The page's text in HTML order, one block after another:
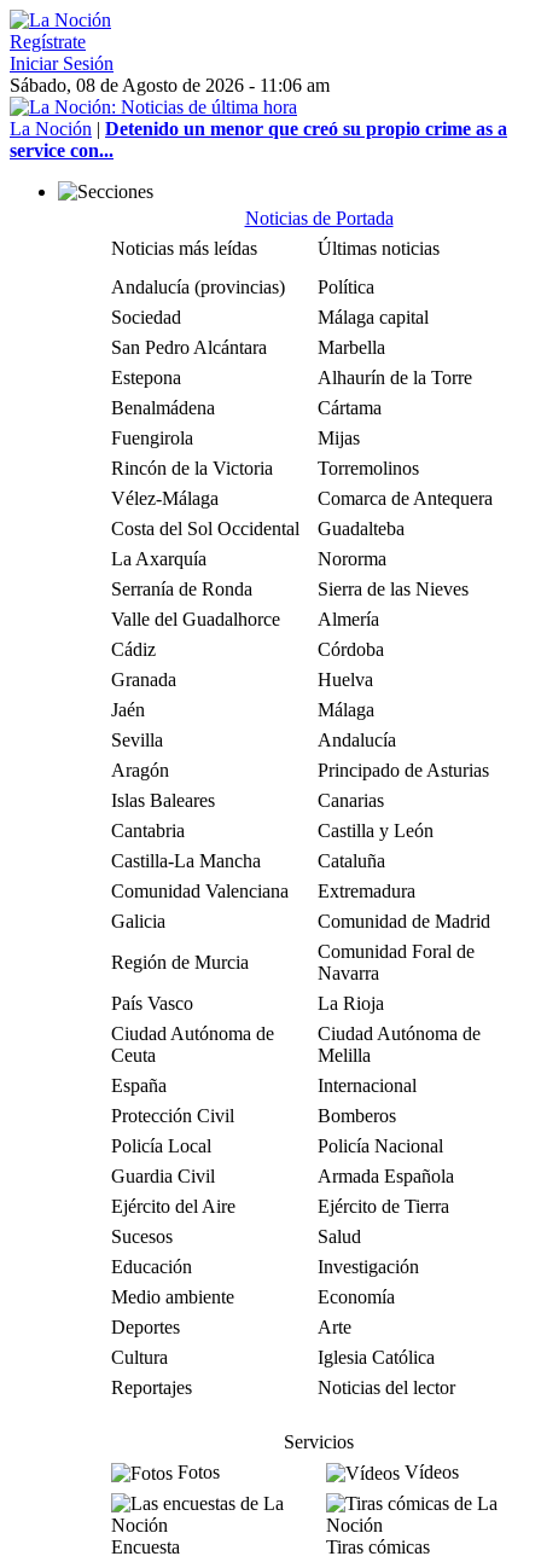
Regístrate
Iniciar Sesión
Sábado, 08 de Agosto de 2026 - 11:06 am
La Noción | Detenido un menor que creó su propio crime as a
service con...
Noticias de Portada
Noticias más leídas
Últimas noticias
Andalucía (provincias)
Política
Sociedad
Málaga capital
San Pedro Alcántara
Marbella
Estepona
Alhaurín de la Torre
Benalmádena
Cártama
Fuengirola
Mijas
Rincón de la Victoria
Torremolinos
Vélez-Málaga
Comarca de Antequera
Costa del Sol Occidental
Guadalteba
La Axarquía
Nororma
Serranía de Ronda
Sierra de las Nieves
Valle del Guadalhorce
Almería
Cádiz
Córdoba
Granada
Huelva
Jaén
Málaga
Sevilla
Andalucía
Aragón
Principado de Asturias
Islas Baleares
Canarias
Cantabria
Castilla y León
Castilla-La Mancha
Cataluña
Comunidad Valenciana
Extremadura
Galicia
Comunidad de Madrid
Región de Murcia
Comunidad Foral de
Navarra
País Vasco
La Rioja
Ciudad Autónoma de
Ceuta
Ciudad Autónoma de
Melilla
España
Internacional
Protección Civil
Bomberos
Policía Local
Policía Nacional
Guardia Civil
Armada Española
Ejército del Aire
Ejército de Tierra
Sucesos
Salud
Educación
Investigación
Medio ambiente
Economía
Deportes
Arte
Cultura
Iglesia Católica
Reportajes
Noticias del lector
Servicios
Fotos
Vídeos
Encuesta Tiras cómicas